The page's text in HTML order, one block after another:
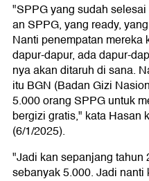
"SPPG yang sudah
an SPPG, yang ready,
Nanti penempatan
dapur-dapur, ada dapur-
nya akan ditaruh di sana.
itu BGN (Badan Gizi
5.000 orang SPPG untuk
bergizi gratis," kata Hasan
(6/1/2025).
"Jadi kan sepanjang tahun
sebanyak 5.000. Jadi